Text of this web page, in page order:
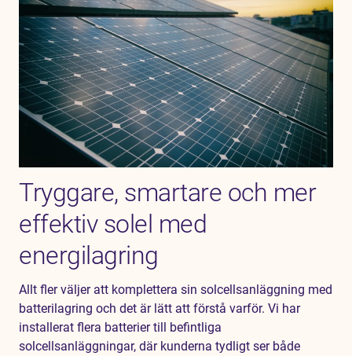
Tryggare, smartare och mer
effektiv solel med
energilagring
Allt fler väljer att komplettera sin solcellsanläggning med
batterilagring och det är lätt att förstå varför. Vi har
installerat flera batterier till befintliga
solcellsanläggningar, där kunderna tydligt ser både